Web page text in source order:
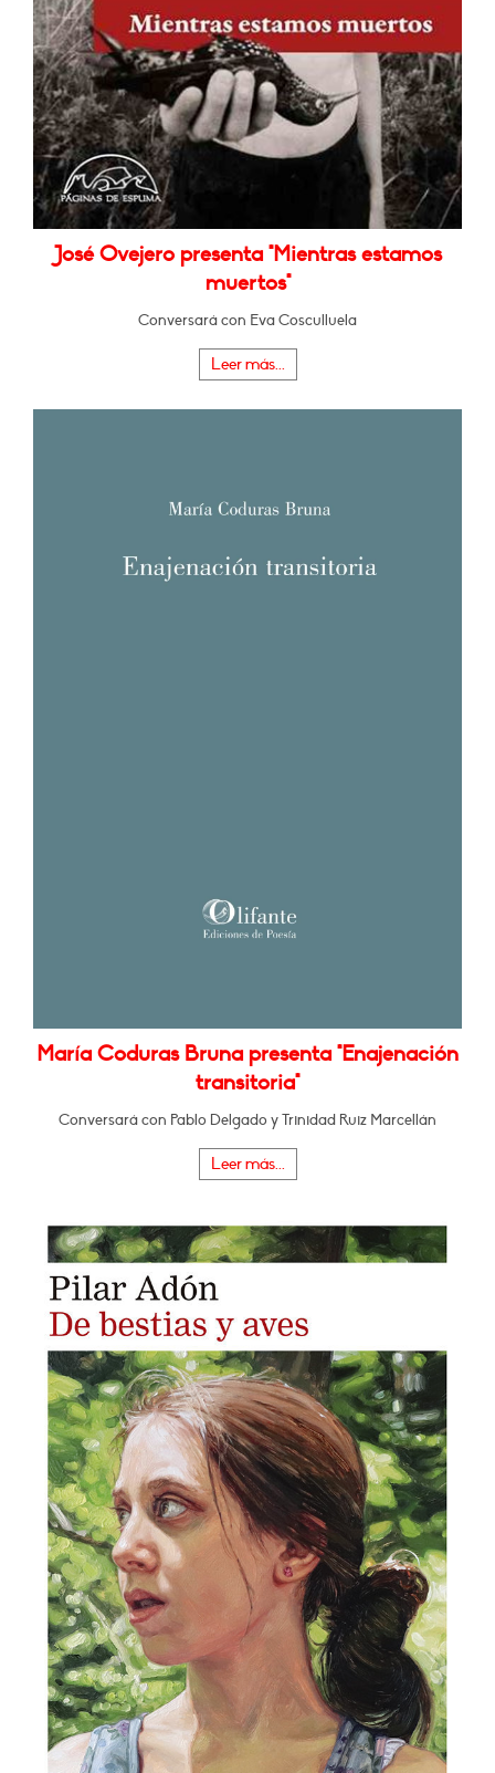
José Ovejero presenta "Mientras estamos
muertos"
Conversará con Eva Cosculluela
Leer más...
María Coduras Bruna presenta "Enajenación
transitoria"
Conversará con Pablo Delgado y Trinidad Ruiz Marcellán
Leer más...